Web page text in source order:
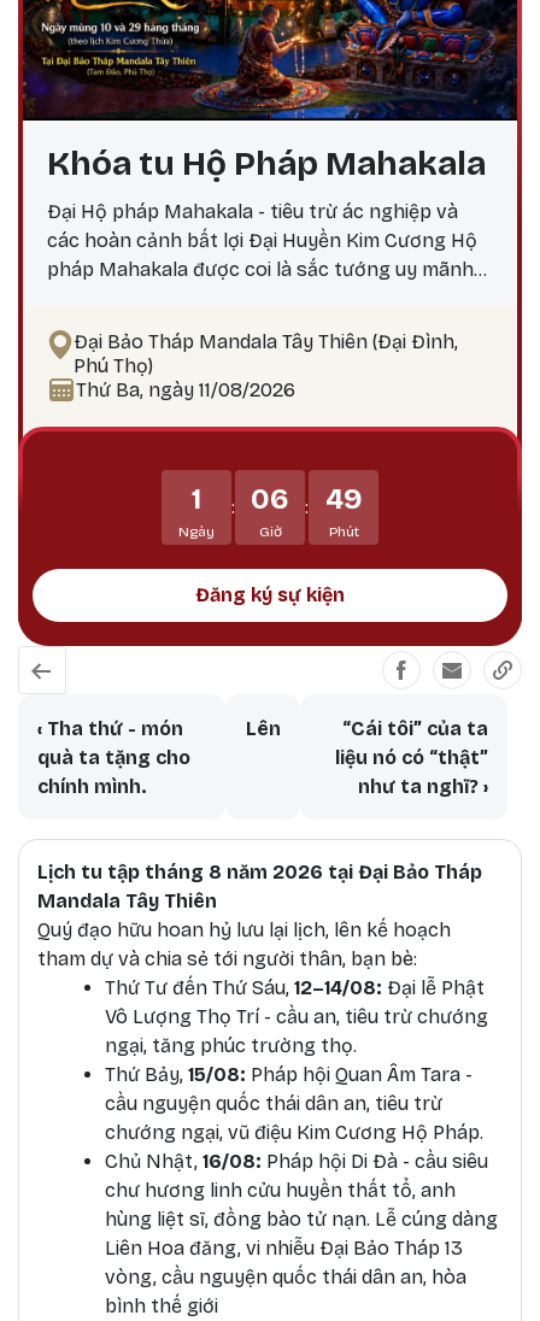
Khóa tu Hộ Pháp Mahakala
Đại Hộ pháp Mahakala - tiêu trừ ác nghiệp và
các hoàn cảnh bất lợi Đại Huyền Kim Cương Hộ
pháp Mahakala được coi là sắc tướng uy mãnh
lực, trí tuệ và các công hạnh bi mẫn uy mãnh của
chư Phật. Mahakala là Hộ pháp hàng đầu, uy
mãnh và tràn đầy thần lực, tiêu trừ ác nghiệp,
thoái, tiêu trừ các thế lực gây chướng ngại đối
với Phật pháp và, dẫn dắt các hành giả và bảo vệ
họ tránh khỏi tất cả các vô minh và mê lầm.
Đại Bảo Tháp Mandala Tây Thiên (Đại Đình,
Phú Thọ)
Thứ Ba, ngày 11/08/2026
1
Ngày
: 06
Giờ
: 49
Phút
Đăng ký sự kiện
Book traversal links for Chuỗi bài
‹ Tha thứ - món
quà ta tặng cho
chính mình.
Lên
“Cái tôi” của ta
liệu nó có “thật”
như ta nghĩ?›
Lịch tu tập tháng 8 năm 2026 tại Đại Bảo Tháp
Mandala Tây Thiên
Quý đạo hữu hoan hỷ lưu lại lịch, lên kế hoạch
tham dự và chia sẻ tới người thân, bạn bè:
Thứ Tư đến Thứ Sáu, 12–14/08: Đại lễ Phật
Vô Lượng Thọ Trí - cầu an, tiêu trừ chướng
ngại, tăng phúc trường thọ.
Thứ Bảy, 15/08: Pháp hội Quan Âm Tara -
cầu nguyện quốc thái dân an, tiêu trừ
chướng ngại, vũ điệu Kim Cương Hộ Pháp.
Chủ Nhật, 16/08: Pháp hội Di Đà - cầu siêu
chư hương linh cửu huyền thất tổ, anh
hùng liệt sĩ, đồng bào tử nạn. Lễ cúng dàng
Liên Hoa đăng, vi nhiễu Đại Bảo Tháp 13
vòng, cầu nguyện quốc thái dân an, hòa
bình thế giới